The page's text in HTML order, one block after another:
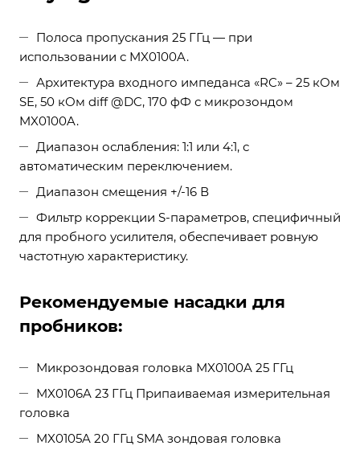
Полоса пропускания 25 ГГц — при
использовании с MX0100A.
Архитектура входного импеданса «RC» – 25 кОм
SE, 50 кОм diff @DC, 170 фФ с микрозондом
MX0100A.
Диапазон ослабления: 1:1 или 4:1, с
автоматическим переключением.
Диапазон смещения +/-16 В
Фильтр коррекции S-параметров, специфичный
для пробного усилителя, обеспечивает ровную
частотную характеристику.
Рекомендуемые насадки для
пробников:
Микрозондовая головка MX0100A 25 ГГц
MX0106A 23 ГГц Припаиваемая измерительная
головка
MX0105A 20 ГГц SMA зондовая головка